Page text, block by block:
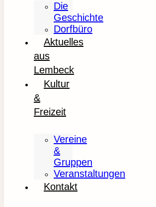
Die
Geschichte
Dorfbüro
Aktuelles
aus
Lembeck
Kultur
&
Freizeit
Vereine
&
Gruppen
Veranstaltungen
Kontakt